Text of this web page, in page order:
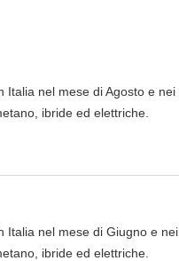
nel mese di Agosto e
ibride ed elettriche.
nel mese di Giugno e
ibride ed elettriche.